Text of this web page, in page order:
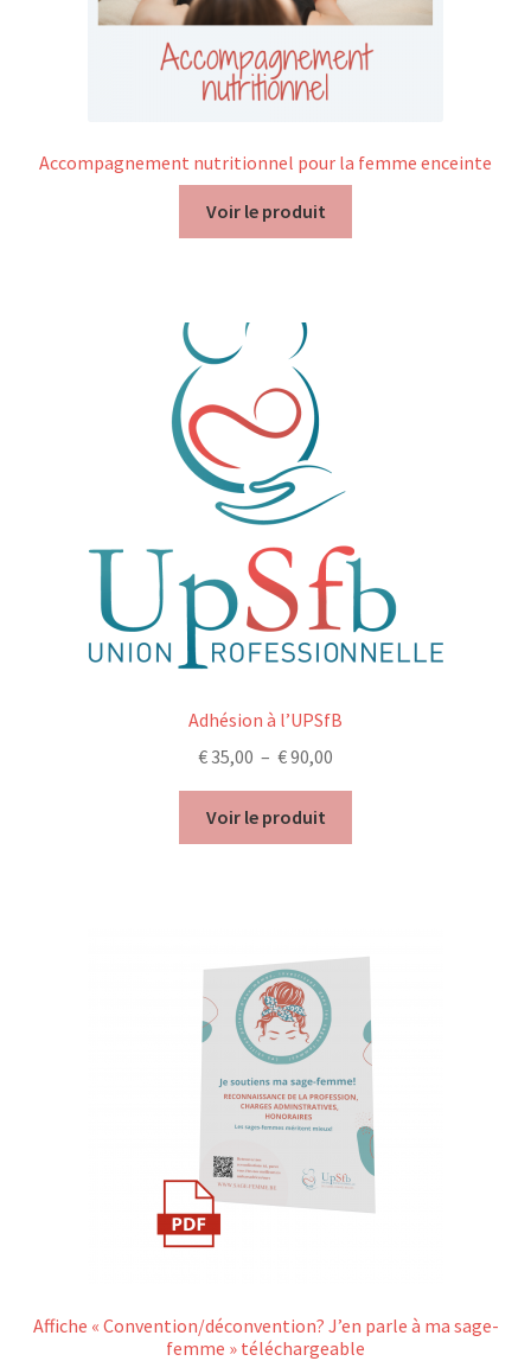
Accompagnement nutritionnel pour la femme enceinte
Voir le produit
Adhésion à l’UPSfB
€35,00 – €90,00
€ 35,00
Voir le produit
Affiche « Convention/déconvention? J’en parle à ma sage-
femme » téléchargeable